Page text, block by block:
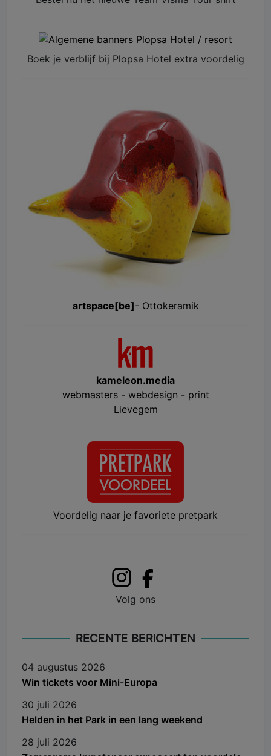
Boek je verblijf bij Plopsa Hotel extra voordelig
artspace[be]- Ottokeramik
kameleon.media
webmasters - webdesign - print
Lievegem
Voordelig naar je favoriete pretpark
Volg ons
RECENTE BERICHTEN
04 augustus 2026
Win tickets voor Mini-Europa
30 juli 2026
Helden in het Park in een lang weekend
28 juli 2026